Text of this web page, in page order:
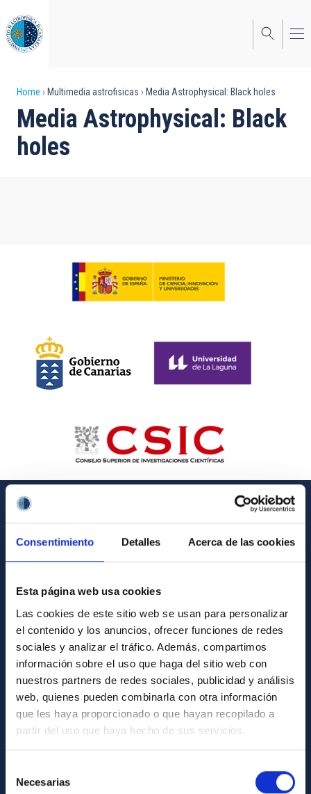
Consentimiento Detalles Acerca de las cookies
Esta página web usa cookies
Las cookies de este sitio web se usan para personalizar
el contenido y los anuncios, ofrecer funciones de redes
sociales y analizar el tráfico. Además, compartimos
información sobre el uso que haga del sitio web con
nuestros partners de redes sociales, publicidad y análisis
web, quienes pueden combinarla con otra información
que les haya proporcionado o que hayan recopilado a
partir del uso que haya hecho de sus servicios.
Necesarias
to
main
content
Breadcrumb
Home Multimedia astrofisicas Media Astrophysical: Black holes
Media Astrophysical: Black
holes
GENERAL INFORMATION
Contact
List of personnel
Library
General register
ABOUT THE IAC
Legislation
Transparency
Gender equality and diversity